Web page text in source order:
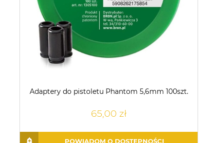
Adaptery do pistoletu Phantom 5,6mm 100szt.
65,00 zł
POWIADOM O DOSTĘPNOŚCI